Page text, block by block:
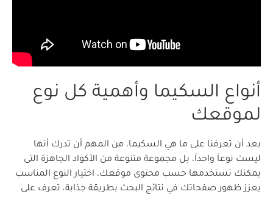
أنواع السكيما وأهمية كل نوع
لموقعك
بعد أن تعرفنا على ما هي السكيما، من المهم أن تدرك أنها
ليست نوعاَ واحداَ، بل مجموعة متنوعة من الأكواد الجاهزة التى
يمكنك تستخدمها حسب محتوى موقعك، اختيار النوع المناسب
يعزز ظهور صفحاتك في نتائج البحث بطريقة جذابة، تعرف على